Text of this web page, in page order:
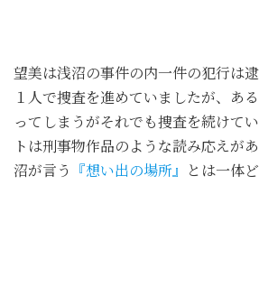
望美は浅沼の事件の内一件の犯行は
１人で捜査を進めていましたが、あ
ってしまうがそれでも捜査を続けて
トは刑事物作品のような読み応えが
沼が言う 『想い出の場所』 とは一体